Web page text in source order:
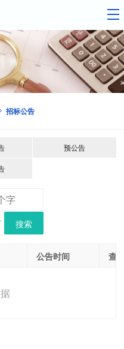
招标公告
预公告
搜索
公告时间 查